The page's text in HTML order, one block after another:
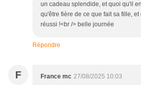
un cadeau splendide, et quoi qu'il
qu'être fière de ce que fait sa fille,
réussi !<br /> belle journée
Répondre
F France mc 27/08/2025 10:03